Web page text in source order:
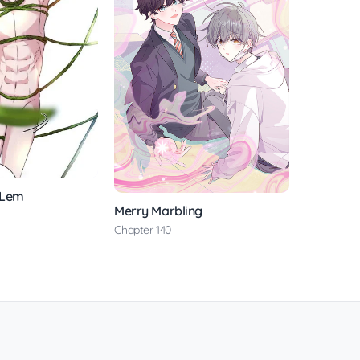
Merry Marbling
Chapter 140